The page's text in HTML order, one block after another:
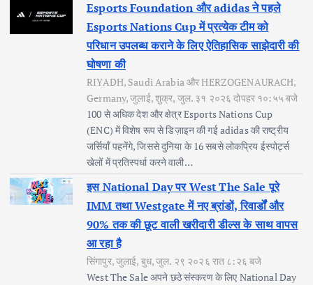
Esports Foundation और adidas ने पहले
Esports Nations Cup में प्रत्येक टीम को
परिधान उपलब्ध कराने के लिए ऐतिहासिक साझेदारी की
घोषणा की
RIYADH, Saudi Arabia और HERZOGENAURACH,
Germany, जुलाई, शुक्र, जुल. ३१ २०२६ दोपहर १०:५५ बजे
100 से अधिक देश और क्षेत्र Esports Nations Cup
(ENC) में विशेष रूप से डिज़ाइन की गई adidas की राष्ट्रीय
जर्सियाँ पहनेंगे, जिससे दुनिया के 16 सबसे लोकप्रिय ईस्पोर्ट्स
खेलों में प्रतिस्पर्धा करने वाली…
इस National Day पर West The Sale पूरे
IMM तथा Westgate में नए ब्रांडों, रिवार्डों और
90% तक की छूट वाली खरीदारी डील्स के साथ वापस
आ रहा है
सिंगापुर, जुलाई, बुध, जुल. २९ २०२६ रात ८:२६ बजे
West The Sale अपने छठे संस्करण के लिए National Day